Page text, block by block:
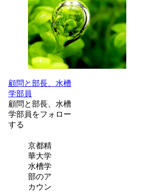
顧問と部長、水槽
学部員
顧問と部長、水槽
学部員をフォロー
する
京都精
華大学
水槽学
部のア
カウン